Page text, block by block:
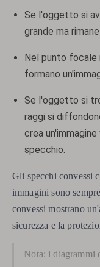
Se l'oggetto si
grande ma
Nel punto focale
formano
Se l'oggetto si
raggi si
crea
specchio.
Gli specchi convessi
immagini sono
convessi mostrano
sicurezza e la
Nota: i diagrammi